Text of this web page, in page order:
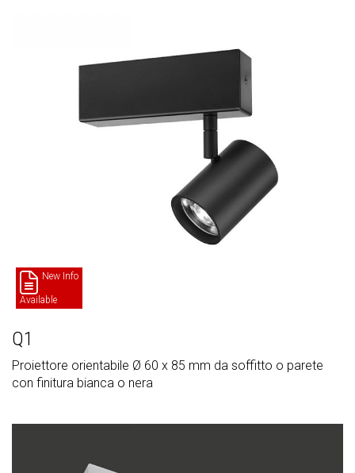
New Info
Available
Q1
Proiettore orientabile Ø 60 x 85 mm da soffitto o parete
con finitura bianca o nera